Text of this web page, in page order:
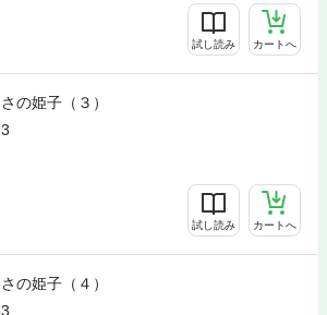
試し読み カートへ
の姫子（３）
試し読み カートへ
の姫子（４）